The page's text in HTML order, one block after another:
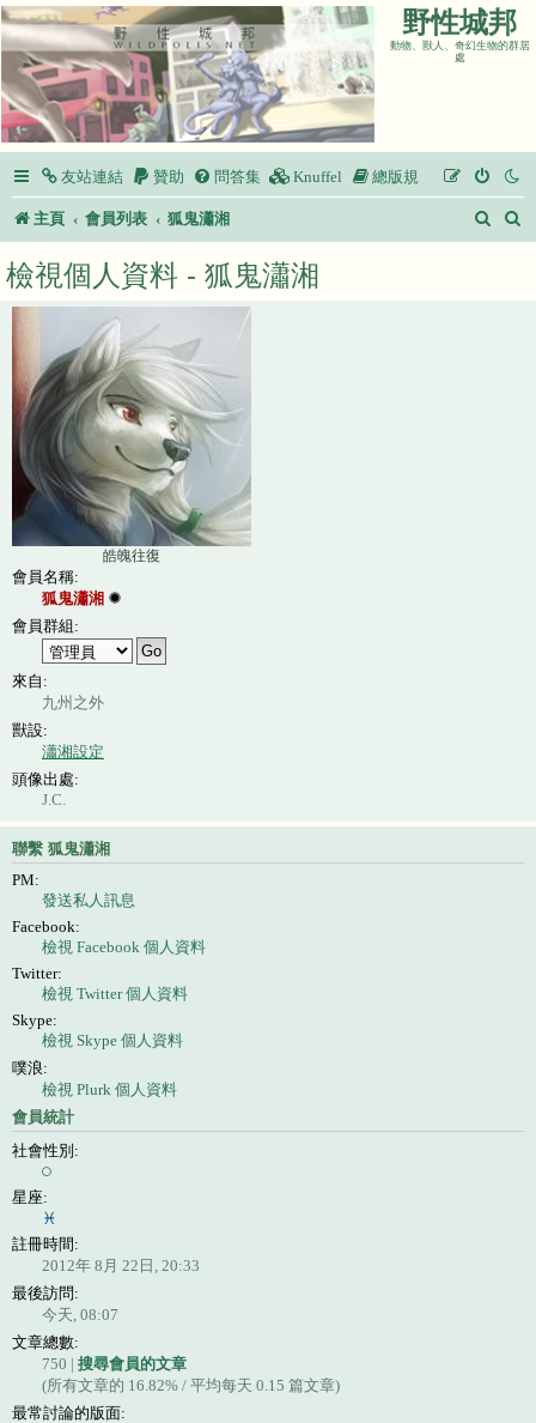
野性城邦
動物、獸人、奇幻生物的群居
處
友站連結 贊助 問答集 Knuffel 總版規
主頁 會員列表 狐鬼瀟湘
搜
檢視個人資料 - 狐鬼瀟湘
皓魄往復
會員名稱:
狐鬼瀟湘
會員群組:
來自:
九州之外
獸設:
瀟湘設定
頭像出處:
J.C.
聯繫 狐鬼瀟湘
PM:
發送私人訊息
Facebook:
檢視 Facebook 個人資料
Twitter:
檢視 Twitter 個人資料
Skype:
檢視 Skype 個人資料
噗浪:
檢視 Plurk 個人資料
會員統計
社會性別:
星座:
註冊時間:
2012年 8月 22日, 20:33
最後訪問:
今天, 08:07
文章總數:
750 | 搜尋會員的文章
(所有文章的 16.82% / 平均每天 0.15 篇文章)
最常討論的版面: